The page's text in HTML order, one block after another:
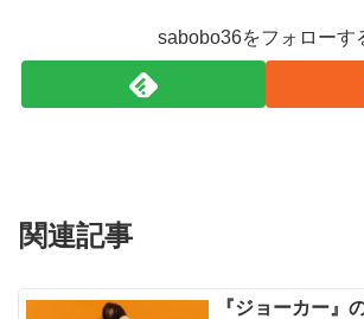
sabobo36をフォローす
関連記事
『ジョーカー』